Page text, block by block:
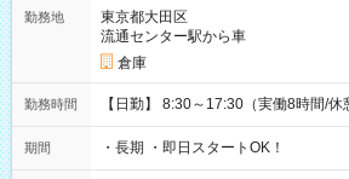
勤務地
東京都大田区
流通センター駅から車
倉庫
勤務時間 【日勤】 8:30～17:30（実働8時間/休
期間 ・長期 ・即日スタートOK！